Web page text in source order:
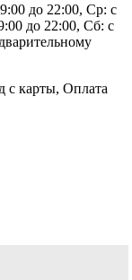
до 22:00, Ср: с
до 22:00, Сб: с
с карты, Оплата